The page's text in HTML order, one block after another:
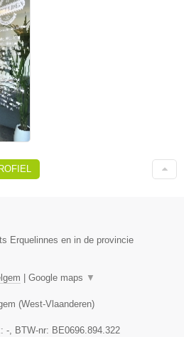
Erquelinnes en in de provincie
Google maps ▼
(West-Vlaanderen)
-, BTW-nr: BE0696.894.322